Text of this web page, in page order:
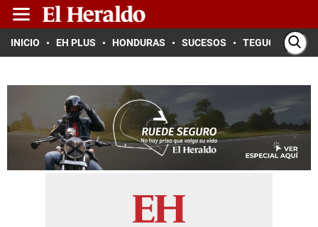
INICIO EH PLUS HONDURAS SUCESOS TEGUCIGALPA